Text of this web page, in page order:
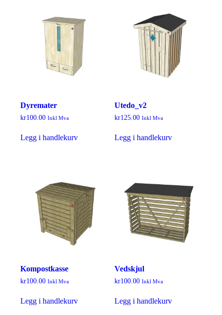
Dyremater
kr100.00 Inkl Mva
Legg i handlekurv
Utedo_v2
kr125.00 Inkl Mva
Legg i handlekurv
Kompostkasse
kr100.00 Inkl Mva
Legg i handlekurv
Vedskjul
kr100.00 Inkl Mva
Legg i handlekurv